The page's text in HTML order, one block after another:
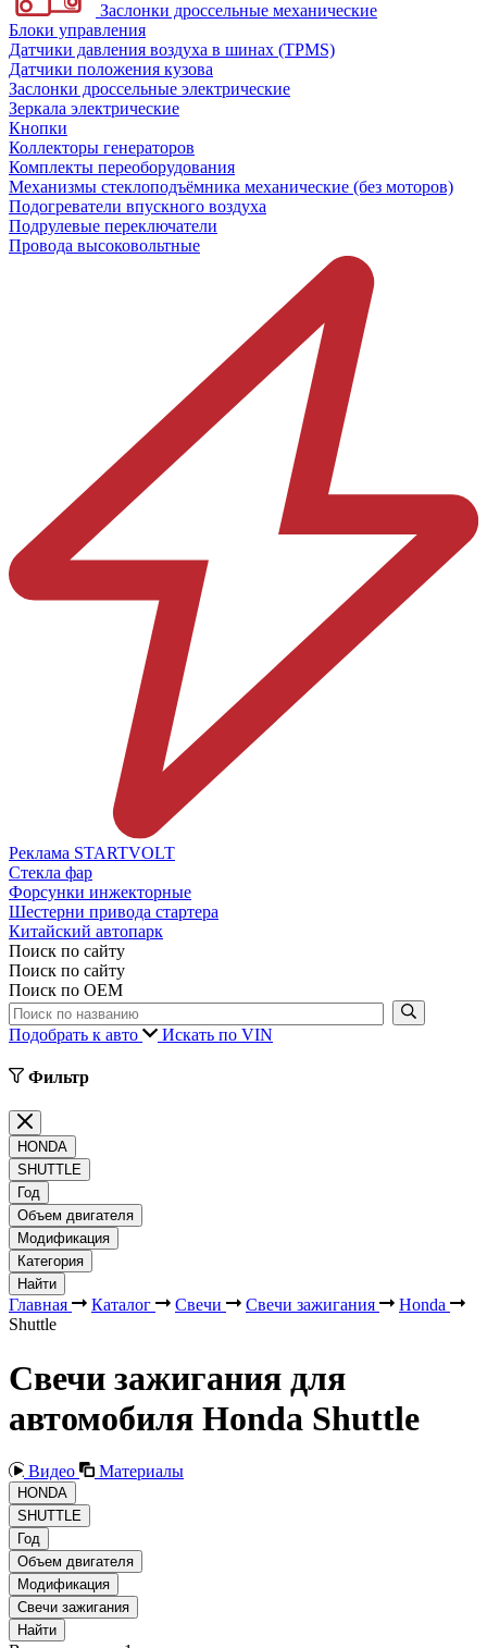
Заслонки дроссельные механические
Блоки управления
Датчики давления воздуха в шинах (TPMS)
Датчики положения кузова
Заслонки дроссельные электрические
Зеркала электрические
Кнопки
Коллекторы генераторов
Комплекты переоборудования
Механизмы стеклоподъёмника механические (без моторов)
Подогреватели впускного воздуха
Подрулевые переключатели
Провода высоковольтные
Реклама STARTVOLT
Стекла фар
Форсунки инжекторные
Шестерни привода стартера
Китайский автопарк
Поиск по сайту
Поиск по сайту
Поиск по ОЕМ
Подобрать к авто Искать по VIN
Фильтр
HONDA
SHUTTLE
Год
Объем двигателя
Модификация
Категория
Найти
Главная Каталог Свечи Свечи зажигания
Honda
Shuttle
Свечи зажигания для
автомобиля Honda Shuttle
Видео Материалы
HONDA
SHUTTLE
Год
Объем двигателя
Модификация
Свечи зажигания
Найти